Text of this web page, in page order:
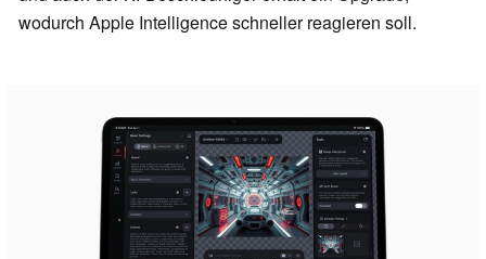
wodurch Apple Intelligence schneller reagieren soll.